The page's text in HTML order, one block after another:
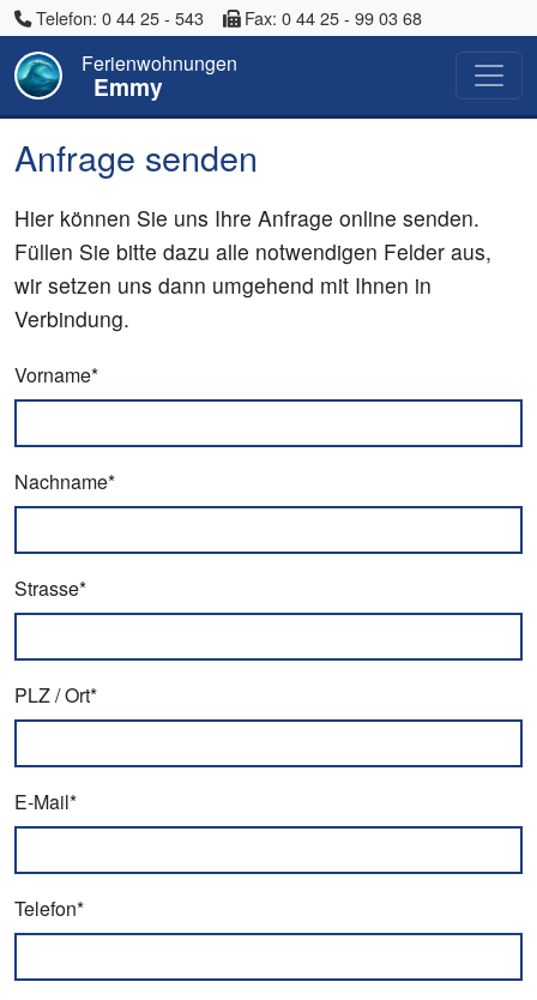
Telefon: 0 44 25 - 543 Fax: 0 44 25 - 99 03 68
Ferienwohnungen
Emmy
Anfrage senden
Hier können Sie uns Ihre Anfrage online senden.
Füllen Sie bitte dazu alle notwendigen Felder aus,
wir setzen uns dann umgehend mit Ihnen in
Verbindung.
Vorname*
Nachname*
Strasse*
PLZ / Ort*
E-Mail*
Telefon*